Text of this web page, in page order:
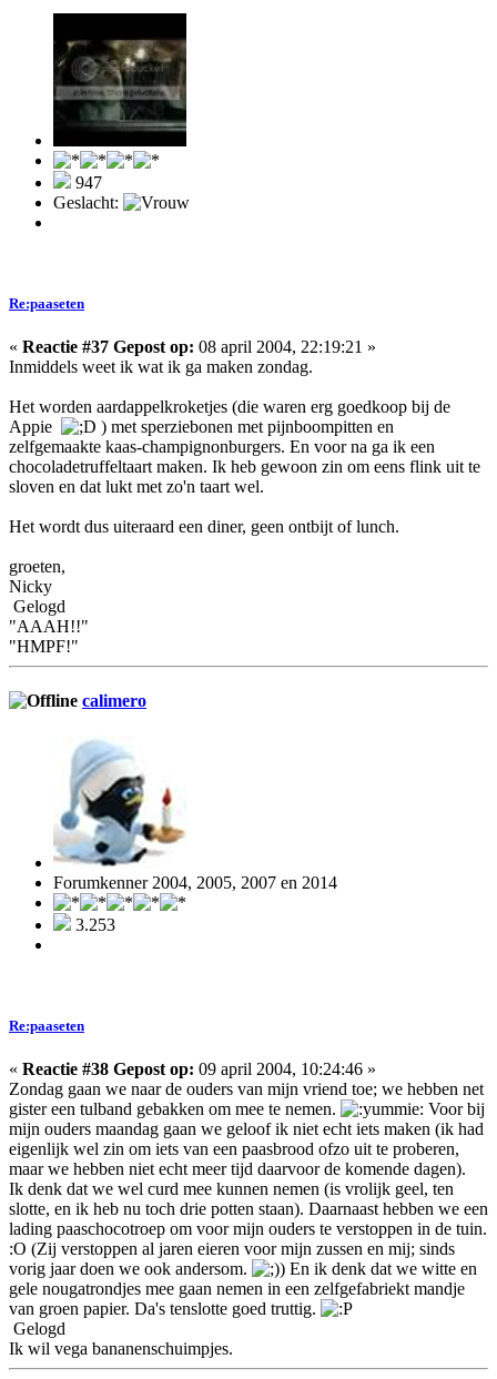
947
Geslacht:
Re:paaseten
« Reactie #37 Gepost op: 08 april 2004, 22:19:21 »
Inmiddels weet ik wat ik ga maken zondag.
Het worden aardappelkroketjes (die waren erg goedkoop bij de
Appie
) met sperziebonen met pijnboompitten en
zelfgemaakte kaas-champignonburgers. En voor na ga ik een
chocoladetruffeltaart maken. Ik heb gewoon zin om eens flink uit te
sloven en dat lukt met zo'n taart wel.
Het wordt dus uiteraard een diner, geen ontbijt of lunch.
groeten,
Nicky
Gelogd
"AAAH!!"
"HMPF!"
calimero
Forumkenner 2004, 2005, 2007 en 2014
3.253
Re:paaseten
« Reactie #38 Gepost op: 09 april 2004, 10:24:46 »
Zondag gaan we naar de ouders van mijn vriend toe; we hebben net
gister een tulband gebakken om mee te nemen.
Voor bij
mijn ouders maandag gaan we geloof ik niet echt iets maken (ik had
eigenlijk wel zin om iets van een paasbrood ofzo uit te proberen,
maar we hebben niet echt meer tijd daarvoor de komende dagen).
Ik denk dat we wel curd mee kunnen nemen (is vrolijk geel, ten
slotte, en ik heb nu toch drie potten staan). Daarnaast hebben we een
lading paaschocotroep om voor mijn ouders te verstoppen in de tuin.
:O (Zij verstoppen al jaren eieren voor mijn zussen en mij; sinds
vorig jaar doen we ook andersom.
) En ik denk dat we witte en
gele nougatrondjes mee gaan nemen in een zelfgefabriekt mandje
van groen papier. Da's tenslotte goed truttig.
Gelogd
Ik wil vega bananenschuimpjes.